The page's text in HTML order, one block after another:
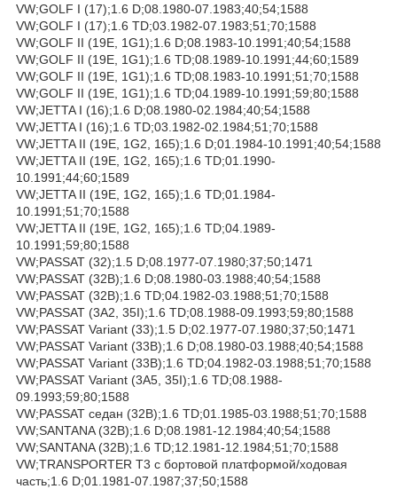
VW;GOLF I (17);1.6 D;08.1980-07.1983;40;54;1588
VW;GOLF I (17);1.6 TD;03.1982-07.1983;51;70;1588
VW;GOLF II (19E, 1G1);1.6 D;08.1983-10.1991;40;54;1588
VW;GOLF II (19E, 1G1);1.6 TD;08.1989-10.1991;44;60;1589
VW;GOLF II (19E, 1G1);1.6 TD;08.1983-10.1991;51;70;1588
VW;GOLF II (19E, 1G1);1.6 TD;04.1989-10.1991;59;80;1588
VW;JETTA I (16);1.6 D;08.1980-02.1984;40;54;1588
VW;JETTA I (16);1.6 TD;03.1982-02.1984;51;70;1588
VW;JETTA II (19E, 1G2, 165);1.6 D;01.1984-10.1991;40;54;1588
VW;JETTA II (19E, 1G2, 165);1.6 TD;01.1990-
10.1991;44;60;1589
VW;JETTA II (19E, 1G2, 165);1.6 TD;01.1984-
10.1991;51;70;1588
VW;JETTA II (19E, 1G2, 165);1.6 TD;04.1989-
10.1991;59;80;1588
VW;PASSAT (32);1.5 D;08.1977-07.1980;37;50;1471
VW;PASSAT (32B);1.6 D;08.1980-03.1988;40;54;1588
VW;PASSAT (32B);1.6 TD;04.1982-03.1988;51;70;1588
VW;PASSAT (3A2, 35I);1.6 TD;08.1988-09.1993;59;80;1588
VW;PASSAT Variant (33);1.5 D;02.1977-07.1980;37;50;1471
VW;PASSAT Variant (33B);1.6 D;08.1980-03.1988;40;54;1588
VW;PASSAT Variant (33B);1.6 TD;04.1982-03.1988;51;70;1588
VW;PASSAT Variant (3A5, 35I);1.6 TD;08.1988-
09.1993;59;80;1588
VW;PASSAT седан (32B);1.6 TD;01.1985-03.1988;51;70;1588
VW;SANTANA (32B);1.6 D;08.1981-12.1984;40;54;1588
VW;SANTANA (32B);1.6 TD;12.1981-12.1984;51;70;1588
VW;TRANSPORTER T3 c бортовой платформой/ходовая
часть;1.6 D;01.1981-07.1987;37;50;1588